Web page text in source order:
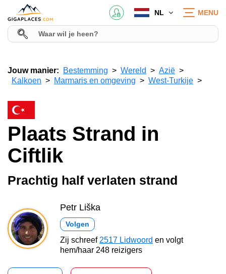
NL MENU
Jouw manier: Bestemming Wereld
Azië
Kalkoen
Marmaris en omgeving West-Turkije
Plaats Strand in
Ciftlik
Prachtig half verlaten strand
Petr Liška
Volgen
Zij schreef 2517 Lidwoord en volgt
hem/haar 248 reizigers